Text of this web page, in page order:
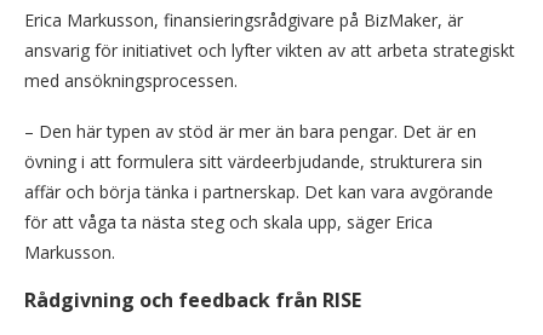
Erica Markusson, finansieringsrådgivare på BizMaker, är
ansvarig för initiativet och lyfter vikten av att arbeta strategiskt
med ansökningsprocessen.
– Den här typen av stöd är mer än bara pengar. Det är en
övning i att formulera sitt värdeerbjudande, strukturera sin
affär och börja tänka i partnerskap. Det kan vara avgörande
för att våga ta nästa steg och skala upp, säger Erica
Markusson.
Rådgivning och feedback från RISE